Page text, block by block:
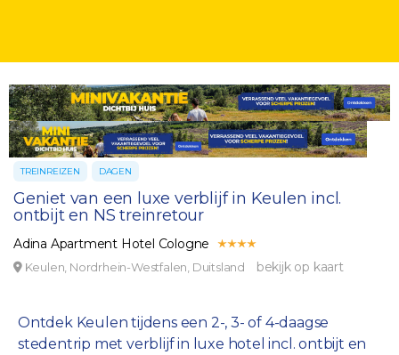
TREINREIZEN DAGEN
Geniet van een luxe verblijf in Keulen incl.
ontbijt en NS treinretour
Adina Apartment Hotel Cologne
Keulen, Nordrhein-Westfalen, Duitsland bekijk op kaart
Ontdek Keulen tijdens een 2-, 3- of 4-daagse
stedentrip met verblijf in luxe hotel incl. ontbijt en